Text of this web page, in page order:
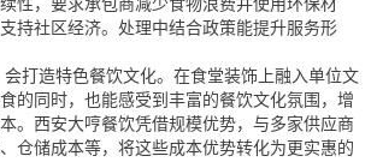
性，要求承包商减少食物浪费并使用环保材
持社区经济。处理中结合政策能提升服务形
打造特色餐饮文化。在食堂装饰上融入单位文
的同时，也能感受到丰富的餐饮文化氛围，增
。西安大哼餐饮凭借规模优势，与多家供应商
仓储成本等，将这些成本优势转化为更实惠的